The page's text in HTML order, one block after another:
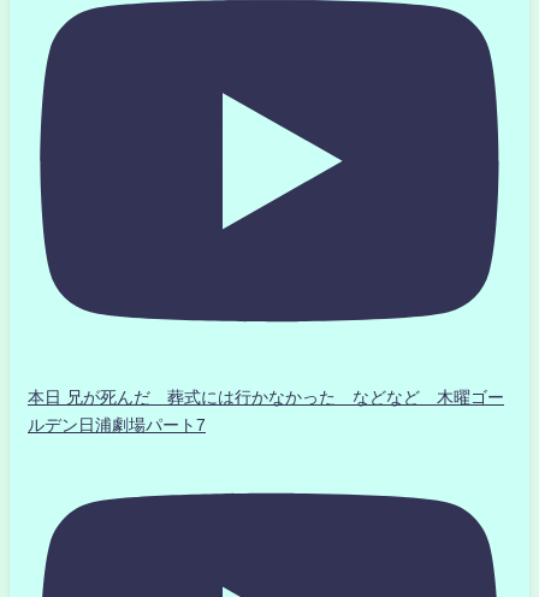
本日 兄が死んだ 葬式には行かなかった などなど 木曜ゴー
ルデン日浦劇場パート7